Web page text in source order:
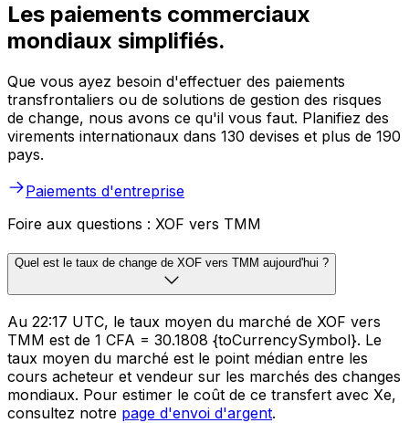
Les paiements commerciaux
mondiaux simplifiés.
Que vous ayez besoin d'effectuer des paiements
transfrontaliers ou de solutions de gestion des risques
de change, nous avons ce qu'il vous faut. Planifiez des
virements internationaux dans 130 devises et plus de 190
pays.
Paiements d'entreprise
Foire aux questions : XOF vers TMM
Quel est le taux de change de XOF vers TMM aujourd'hui ?
Au 22:17 UTC, le taux moyen du marché de XOF vers
TMM est de 1 CFA = 30.1808 {toCurrencySymbol}. Le
taux moyen du marché est le point médian entre les
cours acheteur et vendeur sur les marchés des changes
mondiaux. Pour estimer le coût de ce transfert avec Xe,
consultez notre page d'envoi d'argent.